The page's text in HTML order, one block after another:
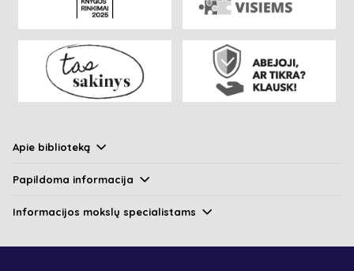
Apie biblioteką
Papildoma informacija
Informacijos mokslų specialistams